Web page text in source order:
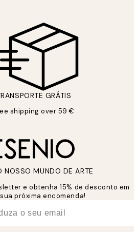
GRÁTIS
shipping over 59 €
NOSSO MUNDO DE ARTE
e obtenha 15% de desconto em
próxima encomenda!